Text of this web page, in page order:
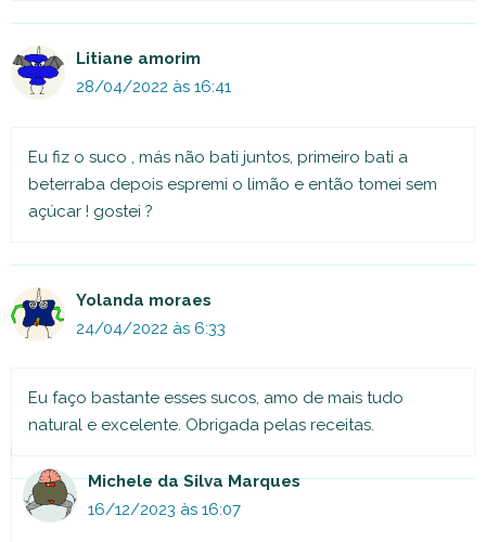
Litiane amorim
28/04/2022 às 16:41
Eu fiz o suco , más não bati juntos, primeiro bati a
beterraba depois espremi o limão e então tomei sem
açúcar ! gostei ?
Yolanda moraes
24/04/2022 às 6:33
Eu faço bastante esses sucos, amo de mais tudo
natural e excelente. Obrigada pelas receitas.
Michele da Silva Marques
16/12/2023 às 16:07